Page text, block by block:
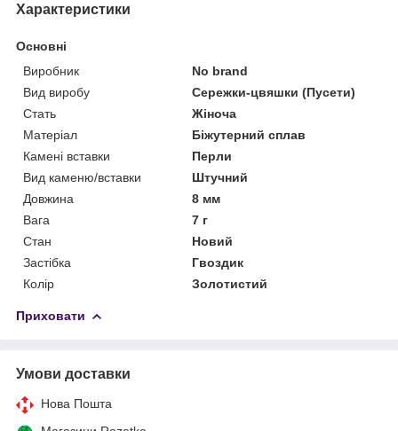
Характеристики
Основні
Виробник
No brand
Вид виробу
Сережки-цвяшки (Пусети)
Стать
Жіноча
Матеріал
Біжутерний сплав
Камені вставки
Перли
Вид каменю/вставки
Штучний
Довжина
8 мм
Вага
7 г
Стан
Новий
Застібка
Гвоздик
Колір
Золотистий
Приховати
Умови доставки
Нова Пошта